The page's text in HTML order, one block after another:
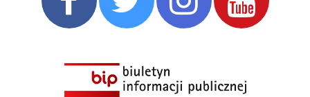
CENTRUM
KULTURY
GRAJFKA